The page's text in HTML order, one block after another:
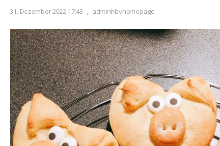
31. Dezember 2022 17:43 , adminhbvhomepage